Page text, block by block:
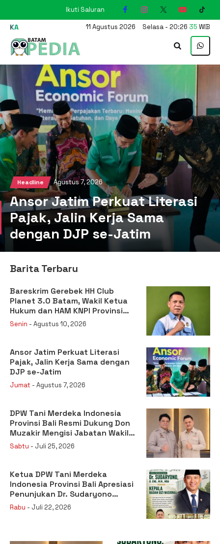
Ikuti Saluran
11 Agustus 2026 Selasa - 20:26 36 WIB
KARIMUN
Headline Agustus 7, 2026
Ansor Jatim Perkuat Literasi
Pajak, Jalin Kerja Sama
dengan DJP se-Jatim
Barita Terbaru
Bareskrim Gerebek HH Club
Planet 3.0 Batam, Wakil Ketua
Hukum dan HAM KNPI Provinsi
Kepulauan Riau mengapresiasi
Senin - Agustus 10, 2026
Ansor Jatim Perkuat Literasi
Pajak, Jalin Kerja Sama dengan
DJP se-Jatim
Jumat - Agustus 7, 2026
DPW Tani Merdeka Indonesia
Provinsi Bali Resmi Dukung Don
Muzakir Mengisi Jabatan Wakil
Menteri Pertanian RI
Sabtu - Juli 25, 2026
Ketua DPW Tani Merdeka
Indonesia Provinsi Bali Apresiasi
Penunjukan Dr. Sudaryono
sebagai Kepala Badan Gizi
Rabu - Juli 22, 2026